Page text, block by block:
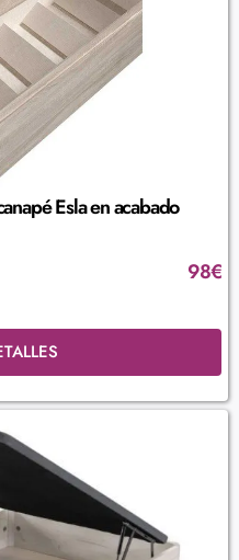
Esla en acabado
98€